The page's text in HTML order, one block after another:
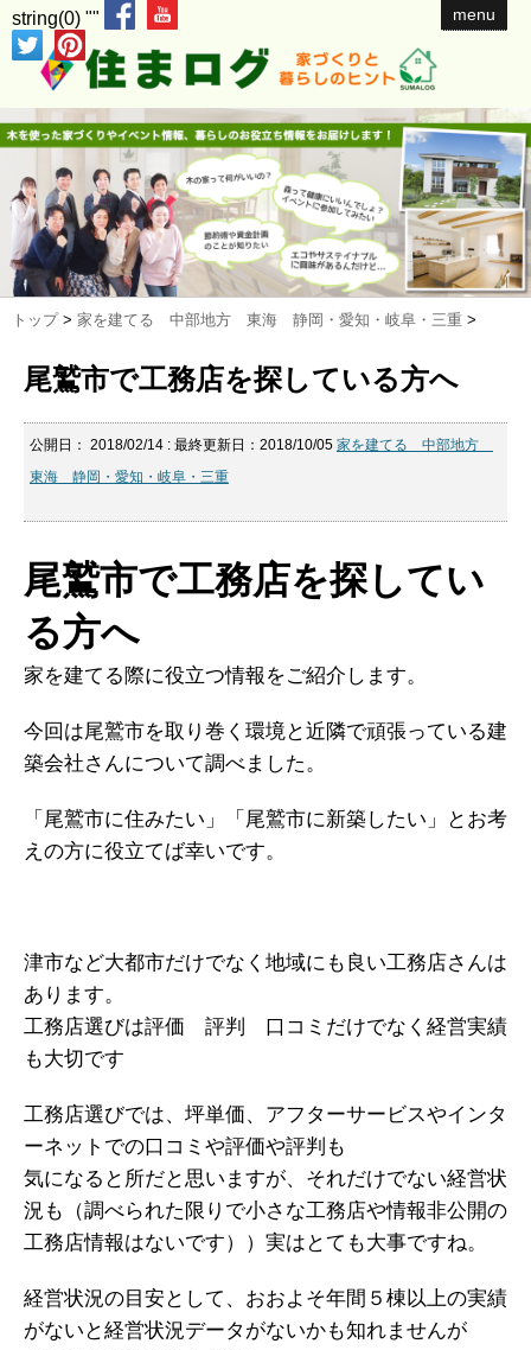
string(0) "" menu
トップ > 家を建てる 中部地方 東海 静岡・愛知・岐阜・三重 >
尾鷲市で工務店を探している方へ
公開日： 2018/02/14 : 最終更新日：2018/10/05 家を建てる 中部地方
東海 静岡・愛知・岐阜・三重
尾鷲市で工務店を探してい
る方へ
家を建てる際に役立つ情報をご紹介します。
今回は尾鷲市を取り巻く環境と近隣で頑張っている建
築会社さんについて調べました。
「尾鷲市に住みたい」「尾鷲市に新築したい」とお考
えの方に役立てば幸いです。
津市など大都市だけでなく地域にも良い工務店さんは
あります。
工務店選びは評価 評判 口コミだけでなく経営実績
も大切です
工務店選びでは、坪単価、アフターサービスやインタ
ーネットでの口コミや評価や評判も
気になると所だと思いますが、それだけでない経営状
況も（調べられた限りで小さな工務店や情報非公開の
工務店情報はないです））実はとても大事ですね。
経営状況の目安として、おおよそ年間５棟以上の実績
がないと経営状況データがないかも知れませんが